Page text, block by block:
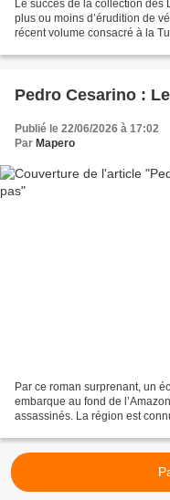
Le succès de la collection des
plus ou moins d’érudition de
récent volume consacré à la
Pedro Cesarino :
Publié le 22/06/2026 à 17:02
Par Mapero
Par ce roman surprenant, un
embarque au fond de
assassinés. La région est